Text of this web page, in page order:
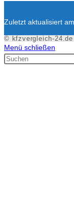
Zuletzt aktualisiert
© kfzvergleich-24.de
Menü schließen